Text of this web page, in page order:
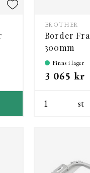
BROTHER
Border
300mm
Finns i lager
3 065 kr
st